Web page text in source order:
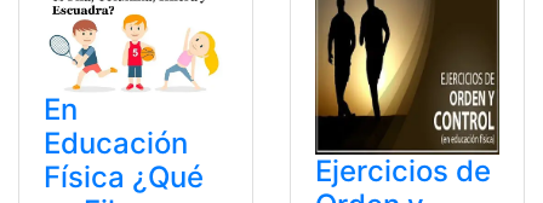
En
Educación
Física ¿Qué
Ejercicios de